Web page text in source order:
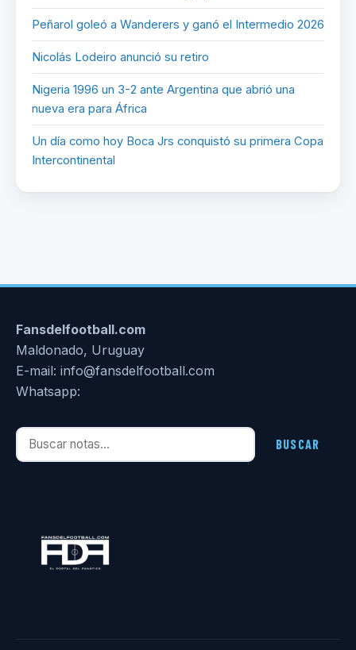
Peñarol goleó a Wanderers y ganó el Intermedio 2026
Nicolás Lodeiro anunció su retiro
Nigeria 1996 un 3-2 ante Argentina que abrió una
nueva era para África
Un día como hoy Boca Jrs conquistó su primera Copa
Intercontinental
Fansdelfootball.com
Maldonado, Uruguay
E-mail: info@fansdelfootball.com
Whatsapp:
Buscar notas BUSCAR